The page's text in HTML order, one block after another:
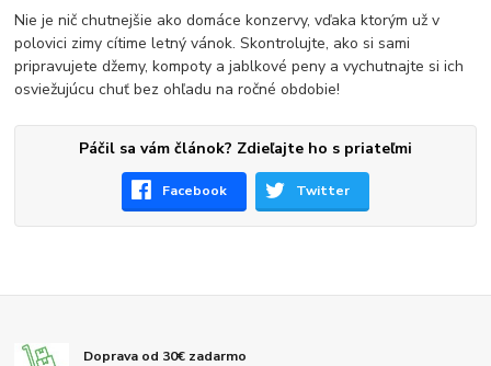
Nie je nič chutnejšie ako domáce konzervy, vďaka ktorým už v
polovici zimy cítime letný vánok. Skontrolujte, ako si sami
pripravujete džemy, kompoty a jablkové peny a vychutnajte si ich
osviežujúcu chuť bez ohľadu na ročné obdobie!
Páčil sa vám článok? Zdieľajte ho s priateľmi
Facebook Twitter
Doprava od 30€ zadarmo